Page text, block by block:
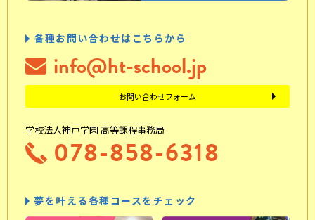
各種お問い合わせはこちらから
info@ht-school.jp
お問い合わせフォーム
学校法人神戸学園 高等課程事務局
078-858-6318
夢を叶える各種コースをチェック